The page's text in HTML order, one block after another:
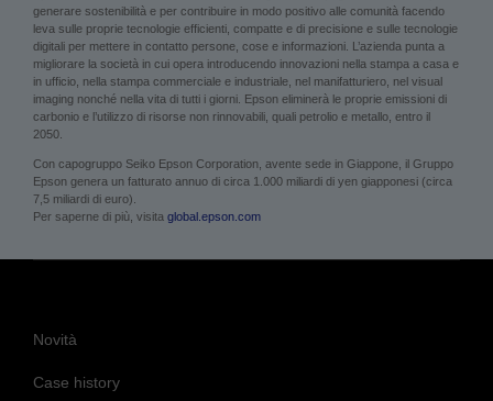
generare sostenibilità e per contribuire in modo positivo alle comunità facendo
leva sulle proprie tecnologie efficienti, compatte e di precisione e sulle tecnologie
digitali per mettere in contatto persone, cose e informazioni. L’azienda punta a
migliorare la società in cui opera introducendo innovazioni nella stampa a casa e
in ufficio, nella stampa commerciale e industriale, nel manifatturiero, nel visual
imaging nonché nella vita di tutti i giorni. Epson eliminerà le proprie emissioni di
carbonio e l’utilizzo di risorse non rinnovabili, quali petrolio e metallo, entro il
2050.
Con capogruppo Seiko Epson Corporation, avente sede in Giappone, il Gruppo
Epson genera un fatturato annuo di circa 1.000 miliardi di yen giapponesi (circa
7,5 miliardi di euro).
Per saperne di più, visita global.epson.com
Novità
Case history